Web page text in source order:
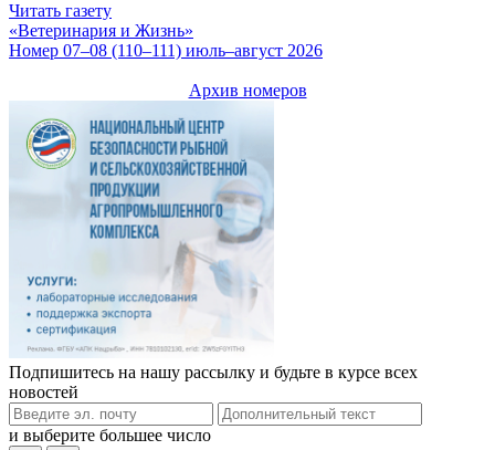
Читать газету
«Ветеринария и Жизнь»
Номер 07–08 (110–111) июль–август 2026
Архив номеров
Подпишитесь на нашу рассылку и будьте в курсе всех
новостей
и выберите большее число